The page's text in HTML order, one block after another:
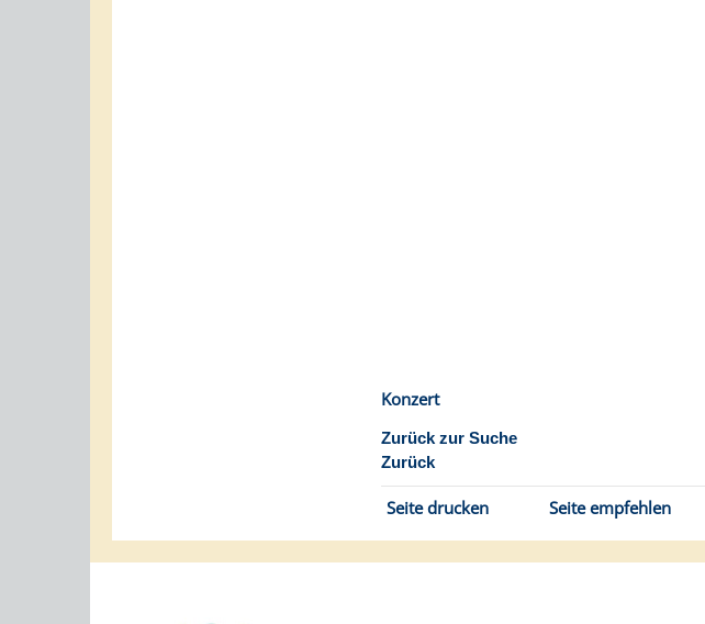
Konzert
Zurück zur Suche
Zurück
Seite drucken Seite empfehlen